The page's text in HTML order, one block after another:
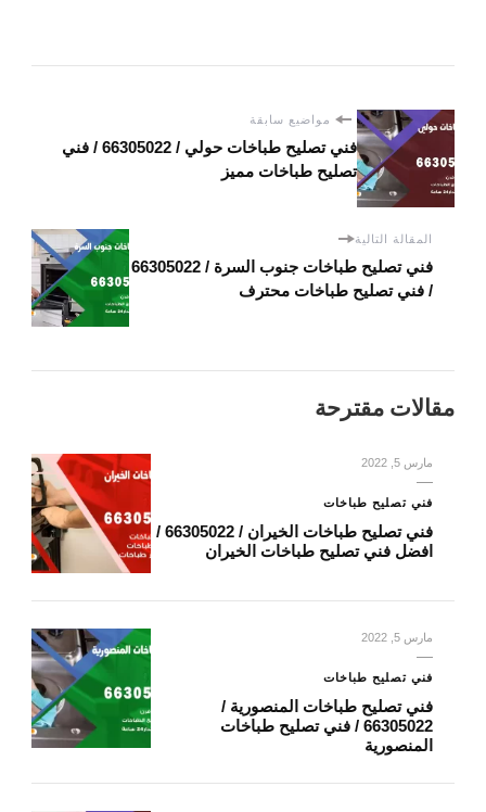
مواضيع سابقة
فني تصليح طباخات حولي / 66305022 / فني
تصليح طباخات مميز
المقالة التالية
فني تصليح طباخات جنوب السرة / 66305022
/ فني تصليح طباخات محترف
مقالات مقترحة
مارس 5, 2022
فني تصليح طباخات
فني تصليح طباخات الخيران / 66305022 /
افضل فني تصليح طباخات الخيران
مارس 5, 2022
فني تصليح طباخات
فني تصليح طباخات المنصورية /
66305022 / فني تصليح طباخات
المنصورية